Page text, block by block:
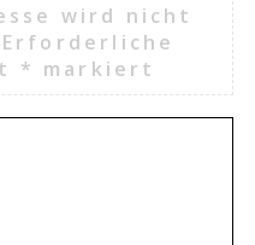
wird nicht
Erforderliche
* markiert